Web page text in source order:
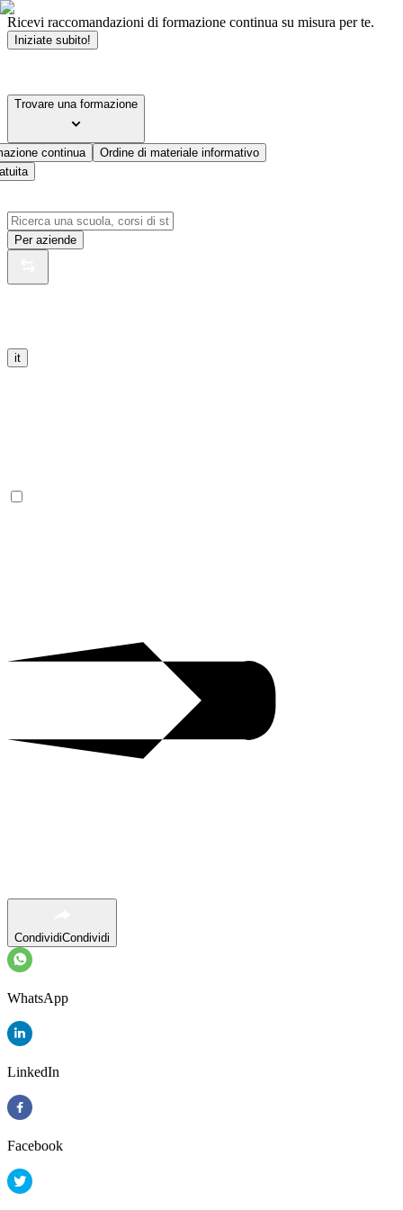
Ricevi raccomandazioni di formazione continua su misura per te.
Iniziate subito!
Trovare una formazione
continua
Ordine di materiale informativo
Per aziende
it
CondividiCondividi
WhatsApp
LinkedIn
Facebook